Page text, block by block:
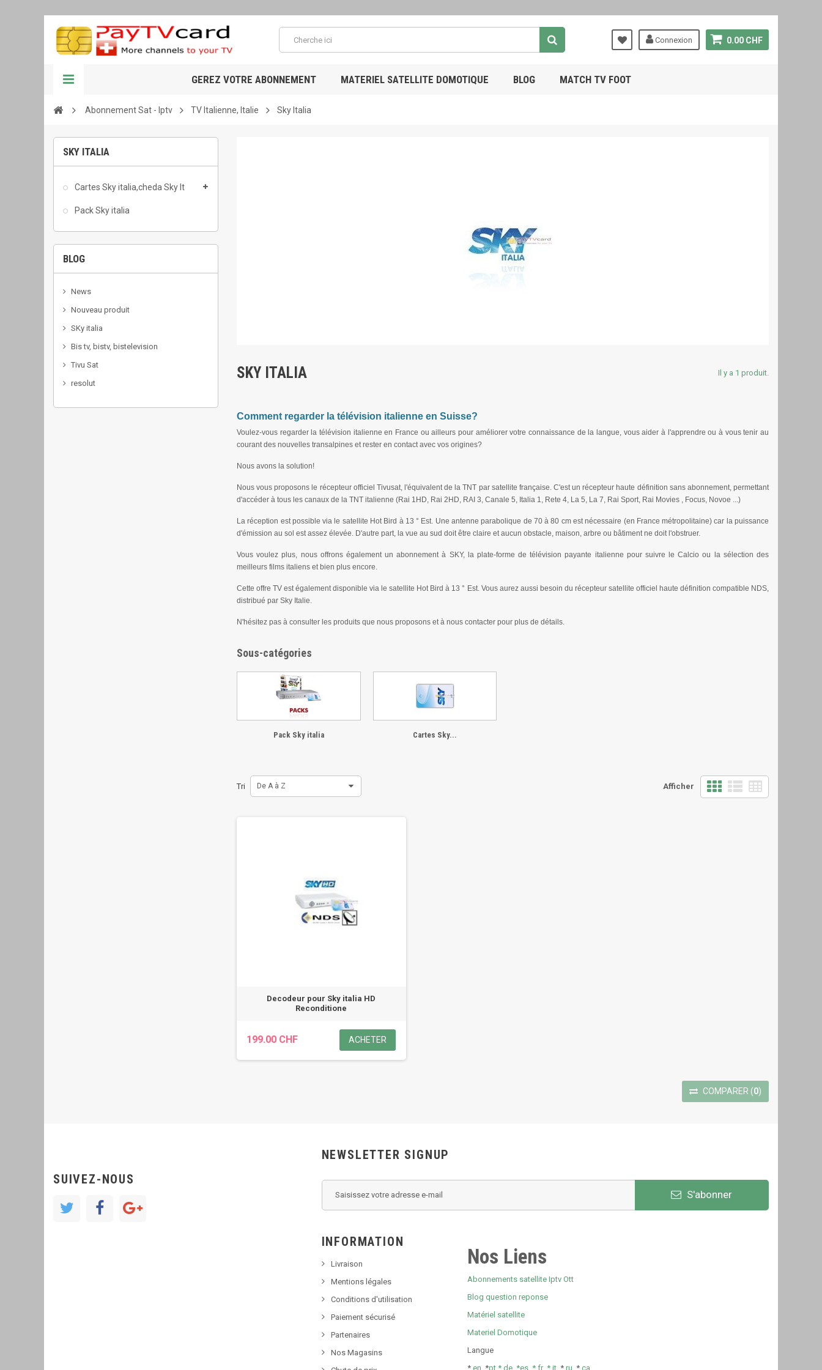
0.00 CHF
Connexion
GEREZ VOTRE ABONNEMENT MATERIEL SATELLITE DOMOTIQUE BLOG MATCH TV FOOT
Abonnement Sat - Iptv TV Italienne, Italie Sky Italia
SKY ITALIA
Cartes Sky italia,cheda Sky It
Pack Sky italia
BLOG
News
Nouveau produit
SKy italia
Bis tv, bistv, bistelevision
Tivu Sat
resolut
SKY ITALIA Il y a 1 produit.
Comment regarder la télévision italienne en Suisse?
Voulez-vous regarder la télévision italienne en France ou ailleurs pour améliorer votre connaissance de la langue, vous aider à l'apprendre ou à vous tenir au
courant des nouvelles transalpines et rester en contact avec vos origines?
Nous avons la solution!
Nous vous proposons le récepteur officiel Tivusat, l'équivalent de la TNT par satellite française. C'est un récepteur haute définition sans abonnement, permettant
d'accéder à tous les canaux de la TNT italienne (Rai 1HD, Rai 2HD, RAI 3, Canale 5, Italia 1, Rete 4, La 5, La 7, Rai Sport, Rai Movies , Focus, Novoe ...)
La réception est possible via le satellite Hot Bird à 13 ° Est. Une antenne parabolique de 70 à 80 cm est nécessaire (en France métropolitaine) car la puissance
d'émission au sol est assez élevée. D'autre part, la vue au sud doit être claire et aucun obstacle, maison, arbre ou bâtiment ne doit l'obstruer.
Vous voulez plus, nous offrons également un abonnement à SKY, la plate-forme de télévision payante italienne pour suivre le Calcio ou la sélection des
meilleurs films italiens et bien plus encore.
Cette offre TV est également disponible via le satellite Hot Bird à 13 ° Est. Vous aurez aussi besoin du récepteur satellite officiel haute définition compatible NDS,
distribué par Sky Italie.
N'hésitez pas à consulter les produits que nous proposons et à nous contacter pour plus de détails.
Sous-catégories
Pack Sky italia Cartes Sky...
Afficher
Tri De A à Z
Decodeur pour Sky italia HD
Reconditione
199.00 CHF ACHETER
COMPARER (0)
SUIVEZ-NOUS
NEWSLETTER SIGNUP
S'abonner
INFORMATION
Livraison
Mentions légales
Conditions d'utilisation
Paiement sécurisé
Partenaires
Nos Magasins
Nos Liens
Abonnements satellite Iptv Ott
Blog question reponse
Matériel satellite
Materiel Domotique
Langue
*en *pt * de *es *fr*it *ru *ca